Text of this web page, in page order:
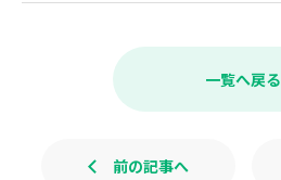
a
e
k
一覧へ戻る
前の記事へ